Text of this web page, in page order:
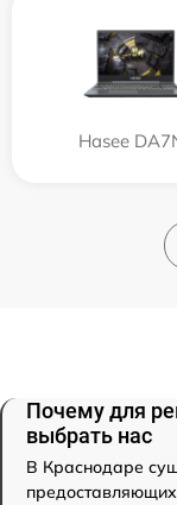
Hasee
Почему для
выбрать нас
В Краснодаре